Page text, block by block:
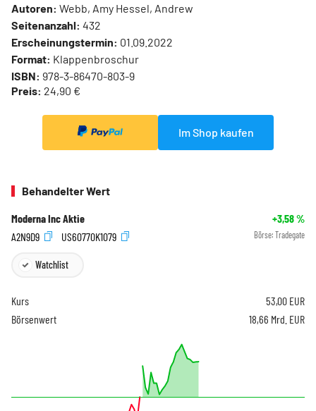
Autoren: Webb, Amy Hessel, Andrew
Seitenanzahl: 432
Erscheinungstermin: 01.09.2022
Format: Klappenbroschur
ISBN: 978-3-86470-803-9
Preis: 24,90 €
Im Shop kaufen
Behandelter Wert
Moderna Inc Aktie +3,58%
A2N9D9
US60770K1079 Börse: Tradegate
Watchlist
Kurs 53,00 EUR
Börsenwert
18,66 Mrd. EUR